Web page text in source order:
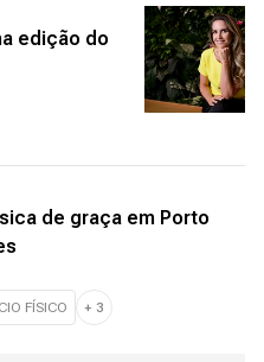
edição do
de graça em Porto
FÍSICO + 3